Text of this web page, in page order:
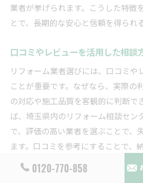
業者が挙げられます。こうした特徴
とで、長期的な安心と信頼を得られ
口コミやレビューを活用した相談
リフォーム業者選びには、口コミや
ことが重要です。なぜなら、実際の
の対応や施工品質を客観的に判断で
ば、埼玉県内のリフォーム相談セン
で、評価の高い業者を選ぶことで、
ます。口コミを参考にすることで、
依頼が実現します。
0120-770-858